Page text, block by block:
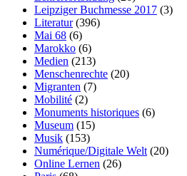
Leipziger Buchmesse 2017 (3)
Literatur(396)
Mai 68 (6)
Marokko (6)
Medien (213)
Menschenrechte (20)
Migranten (7)
Mobilité (2)
Monuments historiques (6)
Museum (15)
Musik (153)
Numérique/Digitale Welt(20)
Online Lernen (26)